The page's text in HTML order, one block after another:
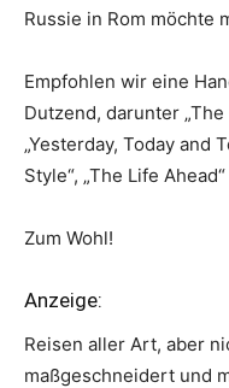
Russie in Rom möchte
Empfohlen wir eine
Dutzend, darunter „The
„Yesterday, Today and
Style“, „The Life
Zum Wohl!
Anzeige:
Reisen aller Art, aber
maßgeschneidert und